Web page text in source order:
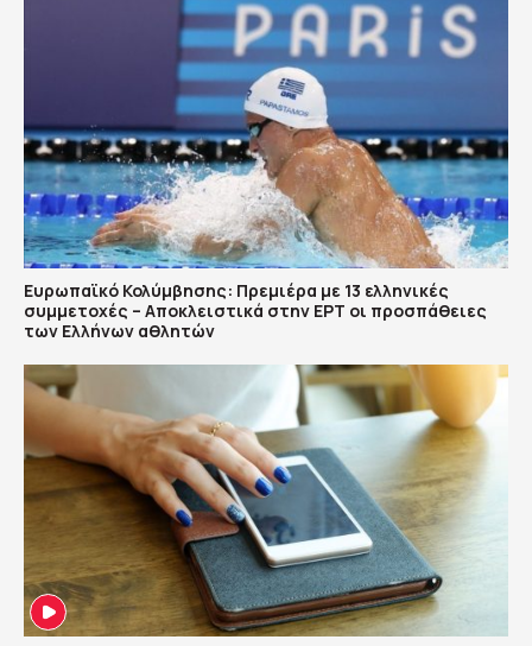
Ευρωπαϊκό Κολύμβησης: Πρεμιέρα με 13 ελληνικές
συμμετοχές – Αποκλειστικά στην ΕΡΤ οι προσπάθειες
των Ελλήνων αθλητών